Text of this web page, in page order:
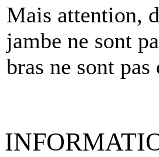
Mais attention,
jambe ne sont
bras ne sont pas